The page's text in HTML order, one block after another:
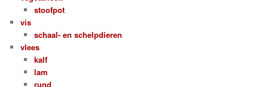
stoofpot
vis
schaal- en schelpdieren
vlees
kalf
lam
rund